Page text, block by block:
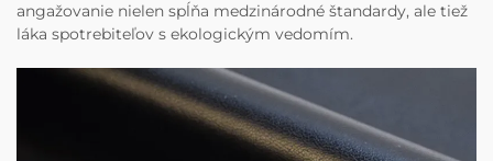
angažovanie nielen spĺňa medzinárodné štandardy, ale tiež
láka spotrebiteľov s ekologickým vedomím.